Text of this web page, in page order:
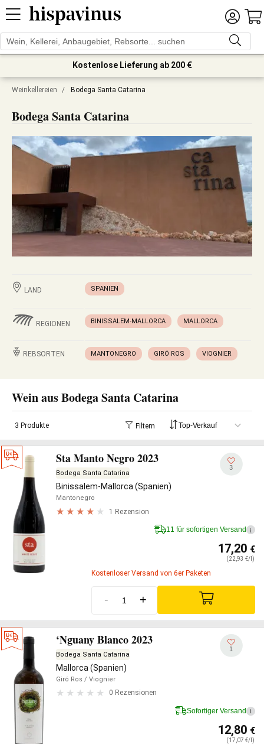
Kostenlose Lieferung ab 200 €
Weinkellereien / Bodega Santa Catarina
Bodega Santa Catarina
LAND SPANIEN
REGIONEN BINISSALEM-MALLORCA MALLORCA
REBSORTEN MANTONEGRO GIRÓ ROS VIOGNIER
Wein aus Bodega Santa Catarina
3 Produkte Filtern
Sta Manto Negro 2023
Bodega Santa Catarina
Binissalem-Mallorca (Spanien)
Mantonegro
1 Rezension
3
11 für sofortigen Versand i
17,20 €
(22,93 €/l)
Kostenloser Versand von 6er Paketen
- +
‘Nguany Blanco 2023
Bodega Santa Catarina
Mallorca (Spanien)
Giró Ros / Viognier
0 Rezensionen
1
Sofortiger Versand i
12,80 €
(17,07 €/l)